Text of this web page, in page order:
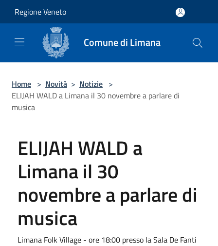
Regione Veneto
Comune di Limana
Home > Novità > Notizie >
ELIJAH WALD a Limana il 30 novembre a parlare di
musica
ELIJAH WALD a
Limana il 30
novembre a parlare di
musica
Limana Folk Village - ore 18:00 presso la Sala De Fanti